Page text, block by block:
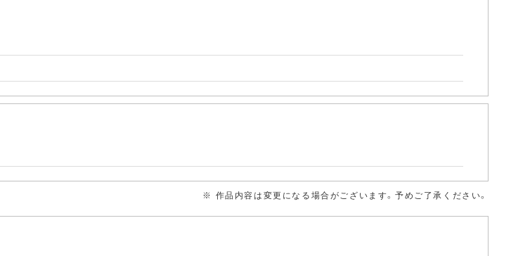
※ 作品内容は変更になる場合がございます。予めご了承ください。